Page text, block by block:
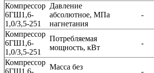
Компрессор
6ГШ1,6-
1,0/3,5-251
Давление
абсолютное, МПа
нагнетания
-
Компрессор
6ГШ1,6-
1,0/3,5-251
Потребляемая
мощность, кВт
-
Компрессор
6ГШ1,6-
Масса без
-